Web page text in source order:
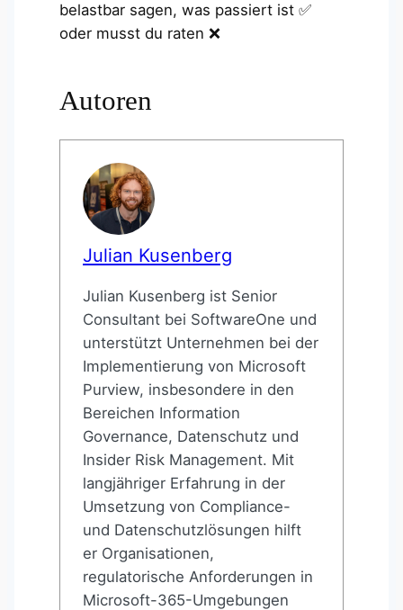
belastbar sagen, was passiert ist ✅
oder musst du raten ❌
Autoren
Julian Kusenberg
Julian Kusenberg ist Senior
Consultant bei SoftwareOne und
unterstützt Unternehmen bei der
Implementierung von Microsoft
Purview, insbesondere in den
Bereichen Information
Governance, Datenschutz und
Insider Risk Management. Mit
langjähriger Erfahrung in der
Umsetzung von Compliance-
und Datenschutzlösungen hilft
er Organisationen,
regulatorische Anforderungen in
Microsoft-365-Umgebungen